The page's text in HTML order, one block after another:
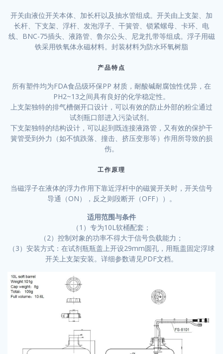
开关由液位开关本体、加长杆以及抽水管组成。开关由上支架、加
长杆、下支架、浮杆、发泡浮子、干簧管、锁紧螺母、卡环、电
线、BNC-75插头、液路管、鲁尔公头、尼龙扎带等组成。浮子用磁
铁采用铁氧体永磁材料。封装材料为防水环氧树脂
产品特点
所有塑件均为FDA食品级环保PP 材质，耐酸碱耐腐蚀性优异，在
PH2~13之间具有良好的化学稳定性。
上支架独特的排气槽侧开口设计，可以有效的防止外部的粉尘通过
试剂瓶口部进入污染试剂。
下支架独特的结构设计，可以起到既连接液路管，又有效的保护干
簧管受到外力（如不慎跌落、撞击、挤压变形等）作用所导致的损
伤。
工作原理
当磁浮子在液体的浮力作用下靠近浮杆中的磁簧开关时，开关信号
导通（ON），反之则段断开（OFF））。
适用范围与条件
（1）专为10L软桶配套；
（2）控制对象的功率不得大于信号负载能力；
（3）安装方式：在试剂瓶瓶盖上开设29mm圆孔，用瓶盖固定浮球
开关上支架安装。详细参数请见PDF文档。